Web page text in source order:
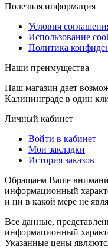
Полезная информация
Условия
Использование
Политика
Наши преимущества
Наш магазин дает
Калининграде в один
Личный кабинет
Войти в кабинет
Мои закладки
История заказов
Обращаем Ваше
информационный
и ни в какой мере не
Все данные,
информационный
Указанные цены